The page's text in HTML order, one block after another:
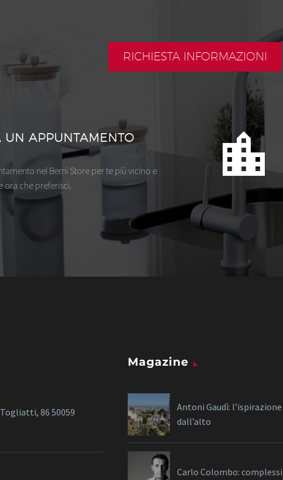
RICHIESTA INFORMAZIONI
UN APPUNTAMENTO
nel Berni Store per te più vicino e
ora che preferisci.
Togliatti, 86 50059
Magazine
Antoni Gaudì:
dall’alto
Carlo Colombo: